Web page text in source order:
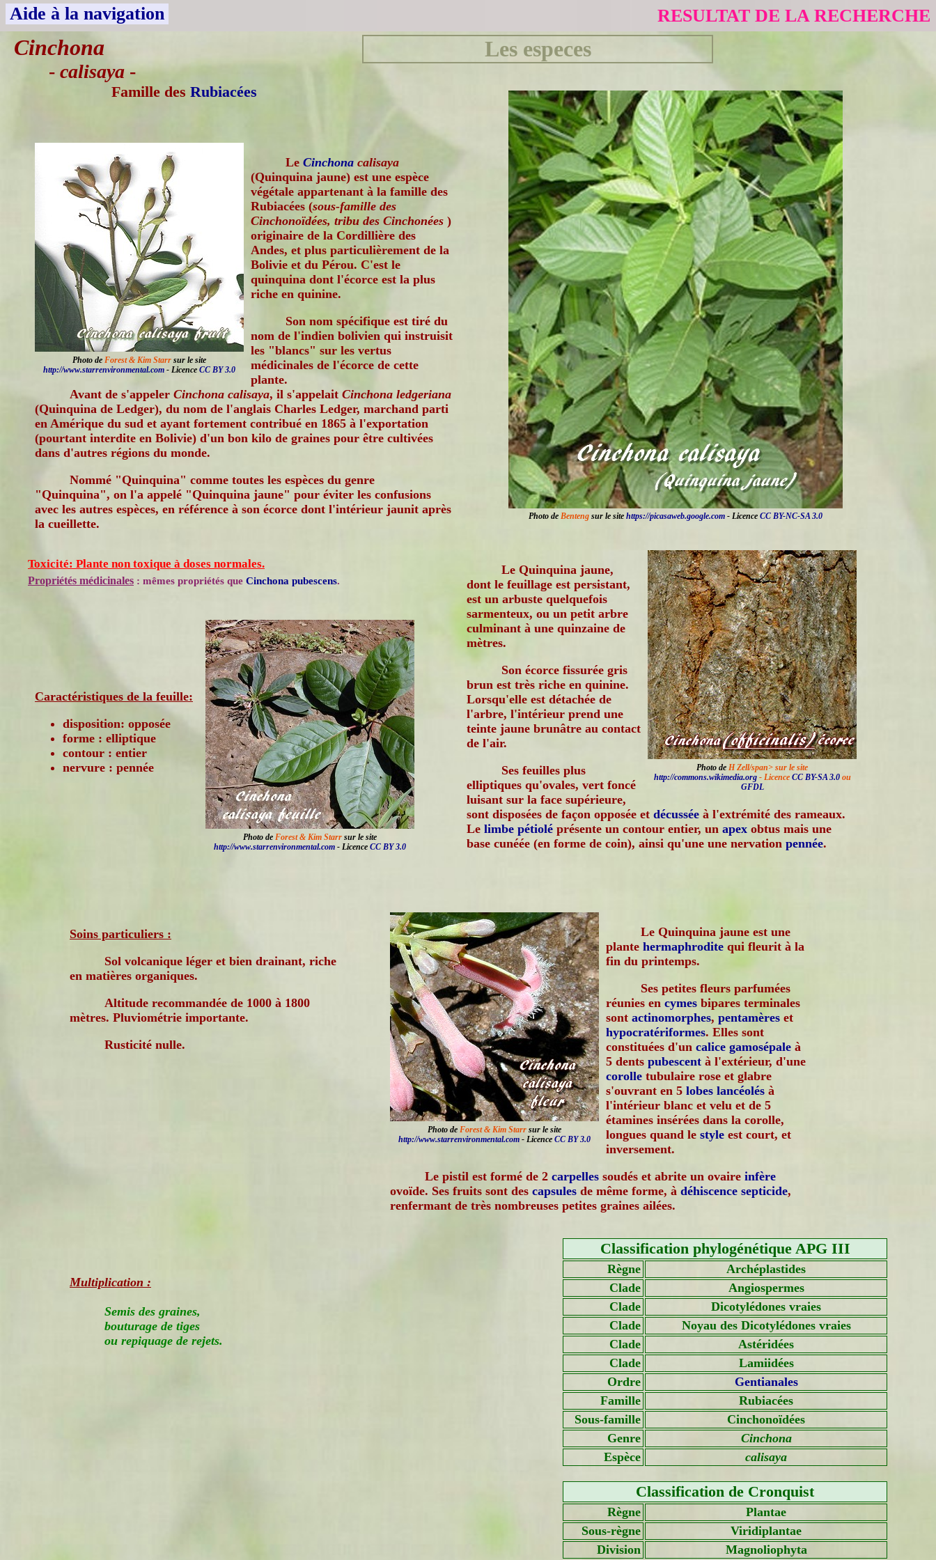
Aide à la navigation RESULTAT DE LA RECHERCHE
Cinchona
- calisaya-
Famille des Rubiacées
Les especes
Photo de Benteng sur le site https://picasaweb.google.com - Licence CC BY-NC-SA 3.0
Photo de Forest & Kim Starr sur le site
http://www.starrenvironmental.com - Licence CC BY 3.0
Le Cinchona calisaya
(Quinquina jaune) est une espèce
végétale appartenant à la famille des
Rubiacées (sous-famille des
Cinchonoïdées, tribu des Cinchonées )
originaire de la Cordillière des
Andes, et plus particulièrement de la
Bolivie et du Pérou. C'est le
quinquina dont l'écorce est la plus
riche en quinine.
Son nom spécifique est tiré du
nom de l'indien bolivien qui instruisit
les "blancs" sur les vertus
médicinales de l'écorce de cette
plante.
Avant de s'appeler Cinchona calisaya, il s'appelait Cinchona ledgeriana
(Quinquina de Ledger), du nom de l'anglais Charles Ledger, marchand parti
en Amérique du sud et ayant fortement contribué en 1865 à l'exportation
(pourtant interdite en Bolivie) d'un bon kilo de graines pour être cultivées
dans d'autres régions du monde.
Nommé "Quinquina" comme toutes les espèces du genre
"Quinquina", on l'a appelé "Quinquina jaune" pour éviter les confusions
avec les autres espèces, en référence à son écorce dont l'intérieur jaunit après
la cueillette.
Toxicité: Plante non toxique à doses normales.
Propriétés médicinales : mêmes propriétés que Cinchona pubescens.
Photo de H Zell/span> sur le site
http://commons.wikimedia.org- Licence CC BY-SA 3.0ou
GFDL
Le Quinquina jaune,
dont le feuillage est persistant,
est un arbuste quelquefois
sarmenteux, ou un petit arbre
culminant à une quinzaine de
mètres.
Son écorce fissurée gris
brun est très riche en quinine.
Lorsqu'elle est détachée de
l'arbre, l'intérieur prend une
teinte jaune brunâtre au contact
de l'air.
Ses feuilles plus
elliptiques qu'ovales, vert foncé
luisant sur la face supérieure,
sont disposées de façon opposée et décussée à l'extrémité des rameaux.
Le limbe pétiolé présente un contour entier, un apex obtus mais une
base cunéée (en forme de coin), ainsi qu'une une nervation pennée.
Photo de Forest & Kim Starr sur le site
http://www.starrenvironmental.com - Licence CC BY 3.0
Caractéristiques de la feuille:
disposition: opposée
forme : elliptique
contour : entier
nervure : pennée
Soins particuliers :
Sol volcanique léger et bien drainant, riche
en matières organiques.
Altitude recommandée de 1000 à 1800
mètres. Pluviométrie importante.
Rusticité nulle.
Photo de Forest & Kim Starr sur le site
http://www.starrenvironmental.com - Licence CC BY 3.0
Le Quinquina jaune est une
plante hermaphrodite qui fleurit à la
fin du printemps.
Ses petites fleurs parfumées
réunies en cymes bipares terminales
sont actinomorphes, pentamères et
hypocratériformes. Elles sont
constituées d'un calice gamosépale à
5 dents pubescent à l'extérieur, d'une
corolle tubulaire rose et glabre
s'ouvrant en 5 lobes lancéolés à
l'intérieur blanc et velu et de 5
étamines insérées dans la corolle,
longues quand le style est court, et
inversement.
Le pistil est formé de 2 carpelles soudés et abrite un ovaire infère
ovoïde. Ses fruits sont des capsules de même forme, à déhiscence septicide,
renfermant de très nombreuses petites graines ailées.
Multiplication :
Semis des graines,
bouturage de tiges
ou repiquage de rejets.
Classification phylogénétique APG III
Règne
Archéplastides
Clade
Angiospermes
Clade
Dicotylédones vraies
Clade
Noyau des Dicotylédones vraies
Clade
Astéridées
Clade
Lamiidées
Ordre
Gentianales
Famille
Rubiacées
Sous-famille
Cinchonoïdées
Genre
Cinchona
Espèce
calisaya
Classification de Cronquist
Règne
Plantae
Sous-règne
Viridiplantae
Division
Magnoliophyta